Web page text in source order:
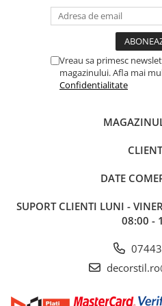
Vreau sa primesc
magazinului. Afla mai
Confidentialitate
DATE
SUPORT CLIENTI LUNI -
08:00 -